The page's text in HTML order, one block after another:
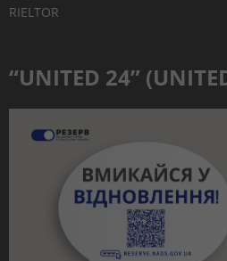
RIELTOR
“UNITED 24”